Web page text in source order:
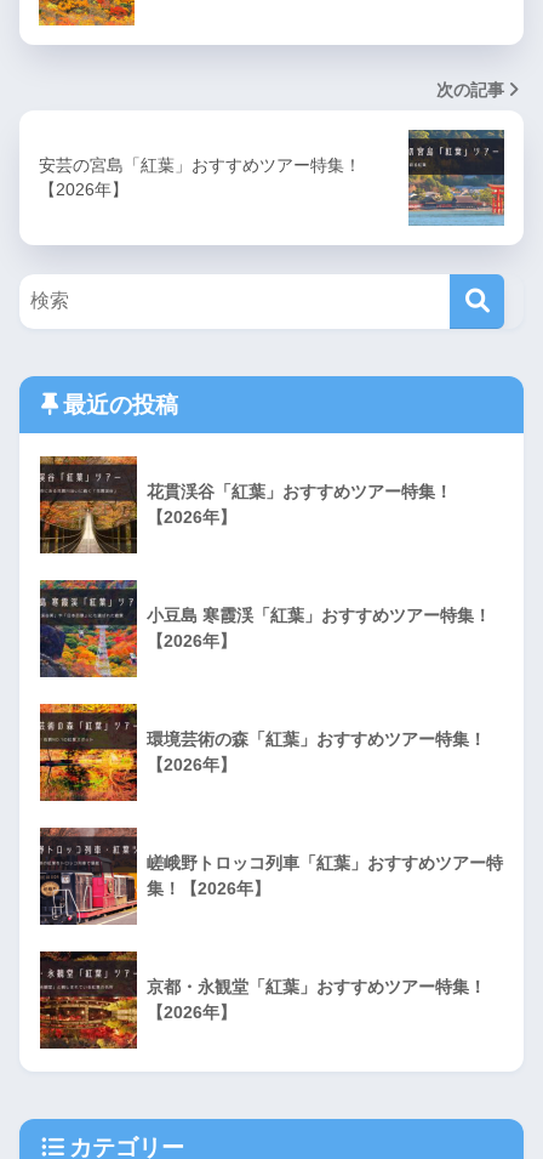
次の記事
安芸の宮島「紅葉」おすすめツアー特集！
【2026年】
最近の投稿
花貫渓谷「紅葉」おすすめツアー特集！
【2026年】
小豆島 寒霞渓「紅葉」おすすめツアー特集！
【2026年】
環境芸術の森「紅葉」おすすめツアー特集！
【2026年】
嵯峨野トロッコ列車「紅葉」おすすめツアー特
集！【2026年】
京都・永観堂「紅葉」おすすめツアー特集！
【2026年】
カテゴリー